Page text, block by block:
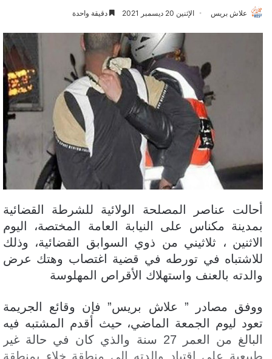
علاش بريس الإثنين 20 ديسمبر 2021 دقيقة واحدة
أحالت عناصر المصلحة الولائية للشرطة القضائية
بمدينة مكناس على النيابة العامة المختصة، اليوم
الاثنين ، ثلاثيني من ذوي السوابق القضائية، وذلك
للاشتباه في تورطه في قضية اغتصاب وهتك عرض
والدته بالعنف واستهلاك الأقراص المهلوسة
ووفق مصادر ” علاش بريس” فإن وقائع الجريمة
تعود ليوم الجمعة الماضي، حيث أقدم المشتبه فيه
البالغ من العمر 27 سنة والذي كان في حالة غير
طبيعية على اقتياد والدته إلى منطقة خلاء بمنطقة